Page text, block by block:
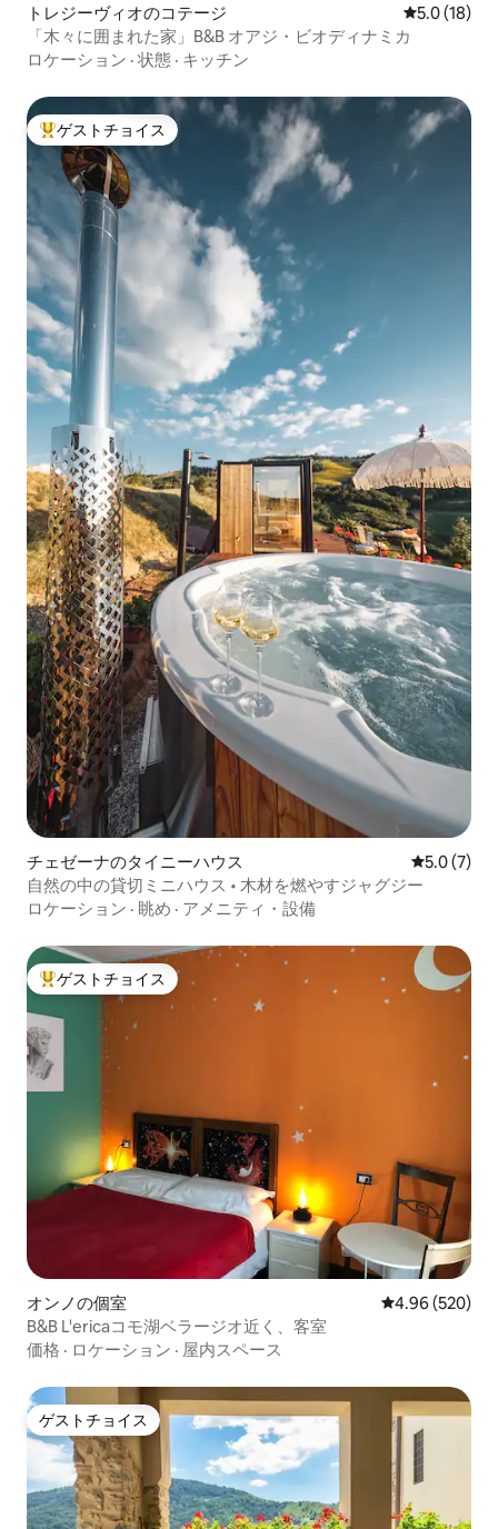
トレジーヴィオのコテージ レビュー18
5.0 (18)
「木々に囲まれた家」B&B オアジ・ビオディナミカ
ロケーション · 状態 · キッチン
大好評のゲストチョイスです。
ゲストチョイス
チェゼーナのタイニーハウス レビュー7
5.0 (7)
自然の中の貸切ミニハウス • 木材を燃やすジャグジー
ロケーション · 眺め · アメニティ・設備
大好評のゲストチョイスです。
ゲストチョイス
オンノの個室 レビュー520
4.96 (520)
B&B L'ericaコモ湖ベラージオ近く、客室
価格 · ロケーション · 屋内スペース
ゲストチョイス
ゲストチョイス